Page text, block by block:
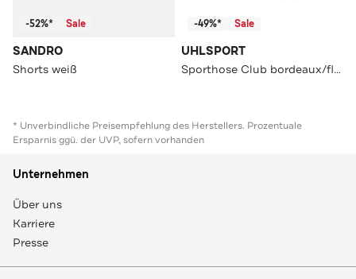
-52%* Sale
SANDRO
Shorts weiß
-49%* Sale
UHLSPORT
Sporthose Club bordeaux/fluo gelb Straight
* Unverbindliche Preisempfehlung des Herstellers. Prozentuale
Ersparnis ggü. der UVP, sofern vorhanden
Unternehmen
Über uns
Karriere
Presse